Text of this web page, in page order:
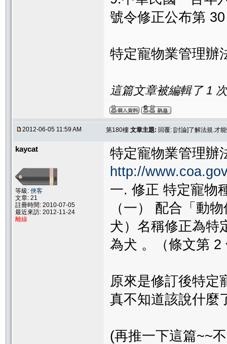
號令修正公布第
特定寵物業管理辦
這篇文章被編輯了 1
2012-06-05 11:59 AM 第180樓 文章主題: 回覆: [討論]了解法規.才
kaycat
等級: 俠客
文章: 21
註冊時間: 2010-07-05
最近來訪: 2012-11-24
離線
特定寵物業管理辦
http://
一. 修正 特定寵物
（一） 配合「動
犬）名稱修正為特
為犬 。（條文第 2
原來是修訂後特定
真不知道該說什麼
(再推一下這篇~~